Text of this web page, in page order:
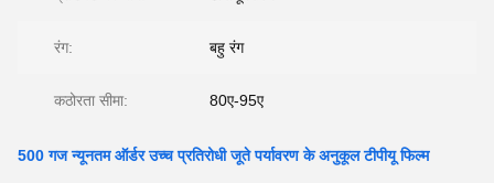
रंग: बहु रंग
कठोरता सीमा: 80ए-95ए
500 गज न्यूनतम ऑर्डर उच्च प्रतिरोधी जूते पर्यावरण के अनुकूल टीपीयू फिल्म